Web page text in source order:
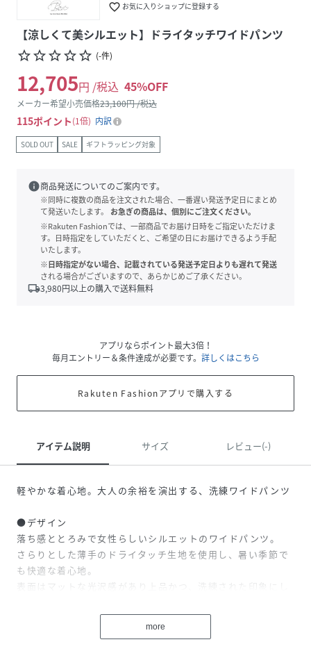
favorite_border お気に入りショップに登録する
【涼しくて美シルエット】ドライタッチワイドパンツ
star_borderstar_borderstar_borderstar_borderstar_border (-件)
12,705円 /税込 45%OFF
メーカー希望小売価格23,100円 /税込
115ポイント 1倍 内訳
SOLD OUT SALE ギフトラッピング対象
info商品発送についてのご案内です。
※同時に複数の商品を注文された場合、一番遅い発送予定日にまとめ
て発送いたします。
お急ぎの商品は、個別にご注文ください。
※Rakuten Fashionでは、一部商品でお届け日時をご指定いただけま
す。日時指定をしていただくと、ご希望の日にお届けできるよう手配
いたします。
※日時指定がない場合、記載されている発送予定日よりも遅れて発送
される場合がございますので、あらかじめご了承ください。
local_shipping3,980円以上の購入で送料無料
アプリならポイント最大3倍！
毎月エントリー＆条件達成が必要です。 詳しくはこちら
Rakuten Fashionアプリで購入する
アイテム説明 サイズ レビュー(-)
軽やかな着心地。大人の余裕を演出する、洗練ワイドパンツ
●デザイン
落ち感ととろみで女性らしいシルエットのワイドパンツ。
さらりとした薄手のドライタッチ生地を使用し、暑い季節で
も快適な着心地。
表面はマットな光沢感があり上品かつ、洗練された印象にし
１タックのデザインが、気になる腰回りをすっきり見せてく
more